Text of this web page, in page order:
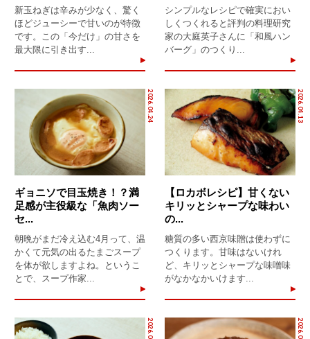
新玉ねぎは辛みが少なく、驚く
ほどジューシーで甘いのが特徴
です。この「今だけ」の甘さを
最大限に引き出す...
シンプルなレシピで確実におい
しくつくれると評判の料理研究
家の大庭英子さんに「和風ハン
バーグ」のつくり...
2026.04.24
ギョニソで目玉焼き！？満
足感が主役級な「魚肉ソー
セ...
朝晩がまだ冷え込む4月って、温
かくて元気の出るたまごスープ
を体が欲しますよね。というこ
とで、スープ作家...
2026.04.13
【ロカボレシピ】甘くない
キリッとシャープな味わい
の...
糖質の多い西京味贈は使わずに
つくります。甘味はないけれ
ど、キリッとシャープな味噌味
がなかなかいけます...